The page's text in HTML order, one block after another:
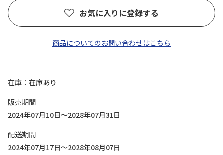
お気に入りに登録する
商品についてのお問い合わせはこちら
在庫
在庫あり
販売期間
2024年07月10日～2028年07月31日
配送期間
2024年07月17日～2028年08月07日